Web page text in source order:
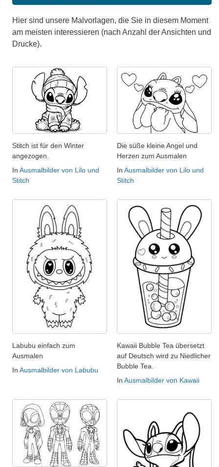
Hier sind unsere Malvorlagen, die Sie in diesem Moment
am meisten interessieren (nach Anzahl der Ansichten und
Drucke).
Stitch ist für den Winter
angezogen.
In Ausmalbilder von Lilo und
Stitch
Die süße kleine Angel und
Herzen zum Ausmalen
In Ausmalbilder von Lilo und
Stitch
Labubu einfach zum
Ausmalen
In Ausmalbilder von Labubu
Kawaii Bubble Tea übersetzt
auf Deutsch wird zu Niedlicher
Bubble Tea.
In Ausmalbilder von Kawaii